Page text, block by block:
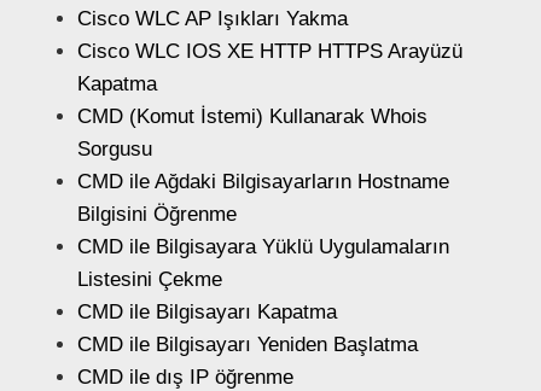
Cisco WLC AP Işıkları Yakma
Cisco WLC IOS XE HTTP HTTPS Arayüzü
Kapatma
CMD (Komut İstemi) Kullanarak Whois
Sorgusu
CMD ile Ağdaki Bilgisayarların Hostname
Bilgisini Öğrenme
CMD ile Bilgisayara Yüklü Uygulamaların
Listesini Çekme
CMD ile Bilgisayarı Kapatma
CMD ile Bilgisayarı Yeniden Başlatma
CMD ile dış IP öğrenme